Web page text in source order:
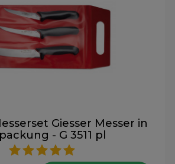
Giesser Messer in
- G 3511 pl